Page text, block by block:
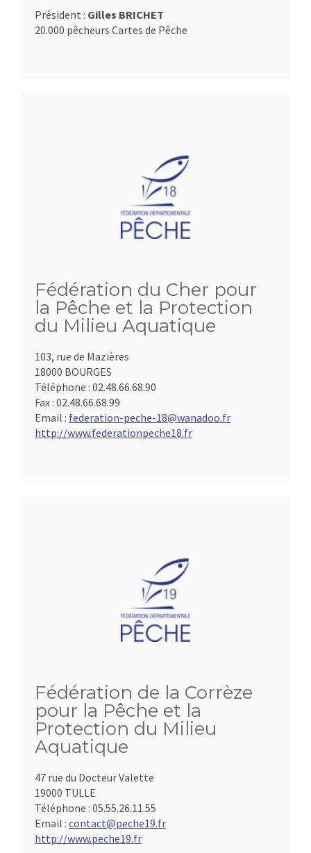
Président : Gilles BRICHET
20.000 pêcheurs Cartes de Pêche
Fédération du Cher pour
la Pêche et la Protection
du Milieu Aquatique
103, rue de Mazières
18000 BOURGES
Téléphone : 02.48.66.68.90
Fax : 02.48.66.68.99
Email : federation-peche-18@wanadoo.fr
http://www.federationpeche18.fr
Fédération de la Corrèze
pour la Pêche et la
Protection du Milieu
Aquatique
47 rue du Docteur Valette
19000 TULLE
Téléphone : 05.55.26.11.55
Email : contact@peche19.fr
http://www.peche19.fr